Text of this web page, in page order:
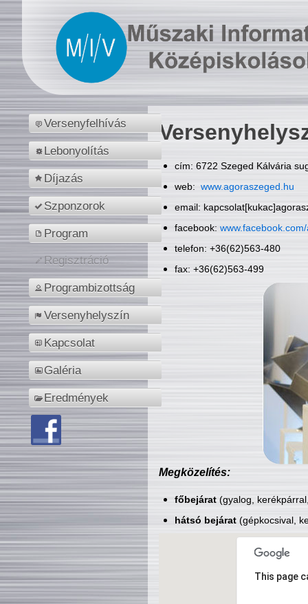
Versenyfelhívás
Lebonyolítás
Díjazás
Szponzorok
Program
Regisztráció
Programbizottság
Versenyhelyszín
Kapcsolat
Galéria
Eredmények
cím: 6722 Szeged Kálvária
web: www.agoraszeged.hu
email:
facebook:
telefon: +36(62)563-480
fax: +36(62)563-499
Megközelítés:
főbejárat(gyalog,
hátsó bejárat(gépkocsival,
This page